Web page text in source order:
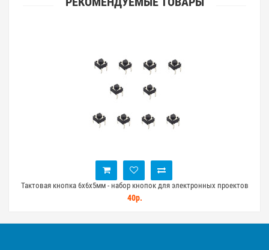
Тактовая кнопка 6x6x5мм - набор кнопок для электронных проектов
10шт
40р.